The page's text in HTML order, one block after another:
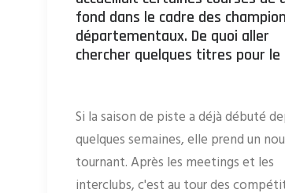
fond dans le cadre des
départementaux. De quoi aller
chercher quelques titres pour le
Si la saison de piste a déjà débuté
quelques semaines, elle prend un
tournant. Après les meetings et les
interclubs, c'est au tour des